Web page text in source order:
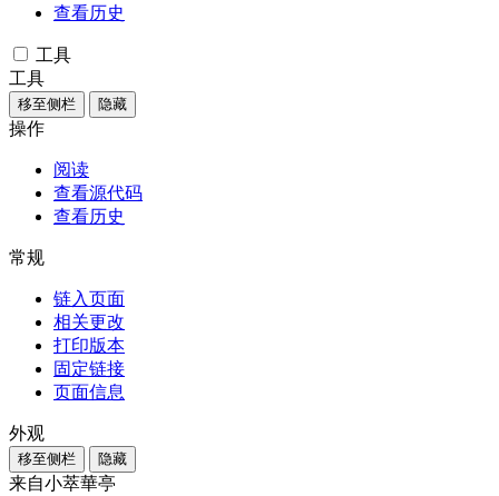
查看历史
工具
工具
移至侧栏 隐藏
操作
阅读
查看源代码
查看历史
常规
链入页面
相关更改
打印版本
固定链接
页面信息
外观
移至侧栏 隐藏
来自小萃華亭